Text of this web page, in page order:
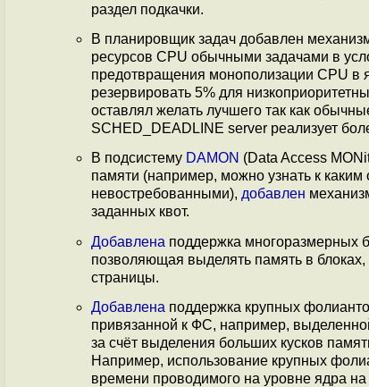
раздел подкачки.
В планировщик задач добавлен
ресурсов CPU обычными задачами в
предотвращения монополизации CPU в
резервировать 5% для
оставлял желать лучшего так как
SCHED_DEADLINE server реализует
В подсистему DAMON (Data Access
памяти (например, можно узнать к
невостребованными), добавлен
заданных квот.
Добавлена поддержка многоразмерных
позволяющая выделять память в
страницы.
Добавлена поддержка крупных
привязанной к ФС, например,
за счёт выделения больших кусков
Например, использование крупных
времени проводимого на уровне ядра на